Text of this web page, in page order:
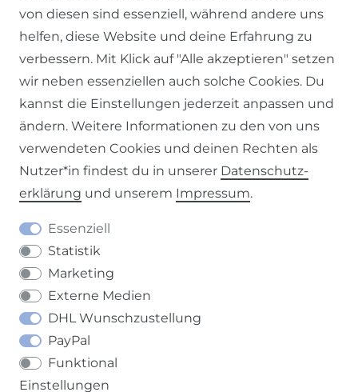
Barrierefreiheitserklärung Widerrufs­recht
VERTRAG WIDERRUFEN
von diesen sind essenziell, während andere uns
helfen, diese Website und deine Erfahrung zu
verbessern. Mit Klick auf "Alle akzeptieren" setzen
wir neben essenziellen auch solche Cookies. Du
kannst die Einstellungen jederzeit anpassen und
ändern. Weitere Informationen zu den von uns
verwendeten Cookies und deinen Rechten als
Nutzer*in findest du in unserer Daten­schutz­
erklärung und unserem Impressum.
Essenziell
Statistik
Marketing
Externe Medien
DHL Wunschzustellung
PayPal
Funktional
Einstellungen